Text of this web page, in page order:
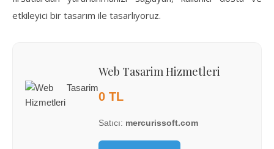
etkileyici bir tasarım ile tasarlıyoruz.
Web Tasarim Hizmetleri
0 TL
Satıcı: mercurissoft.com